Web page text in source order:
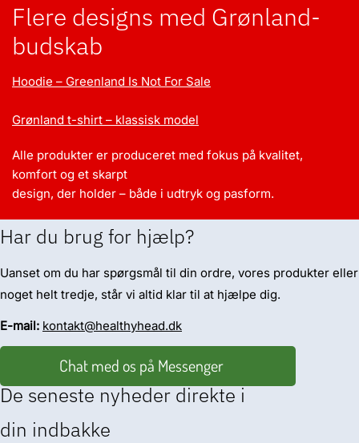
Flere designs med Grønland-
budskab
Hoodie – Greenland Is Not For Sale
Grønland t-shirt – klassisk model
Alle produkter er produceret med fokus på kvalitet,
komfort og et skarpt
design, der holder – både i udtryk og pasform.
Har du brug for hjælp?
Uanset om du har spørgsmål til din ordre, vores produkter eller
noget helt tredje, står vi altid klar til at hjælpe dig.
E-mail: kontakt@healthyhead.dk
Chat med os på Messenger
De seneste nyheder direkte i
din indbakke